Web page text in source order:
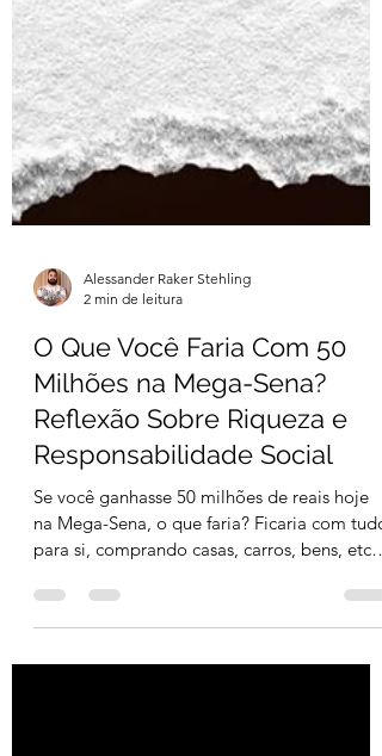
2 min de leitura
O Que Você Faria Com 50
Milhões na Mega-Sena?
Reflexão Sobre Riqueza e
Responsabilidade Social
Se você ganhasse 50 milhões de reais hoje
para si, comprando casas, carros, bens, etc.?
Ou...